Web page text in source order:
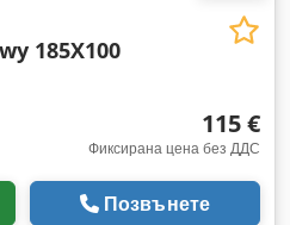
185X100
115 €
Фиксирана цена без ДДС
Позвънете